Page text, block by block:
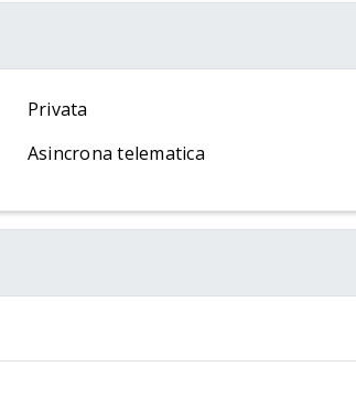
Privata
Asincrona telematica